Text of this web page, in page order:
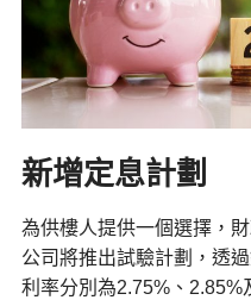
新增定息計劃
為供樓人提供一個選擇，
公司將推出試驗計劃，透
利率分別為2.75%、